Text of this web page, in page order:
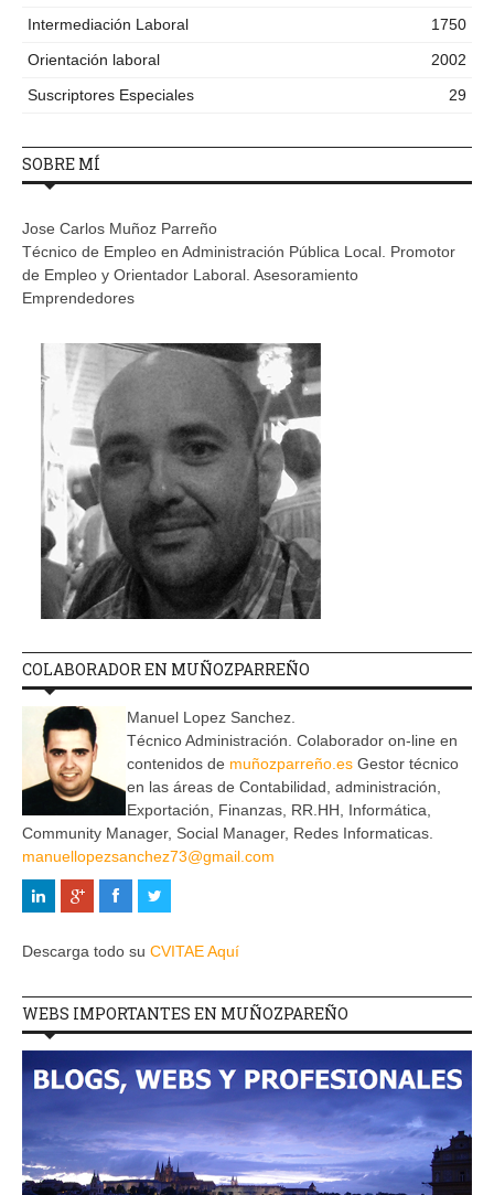
Intermediación Laboral
1750
Orientación laboral
2002
Suscriptores Especiales
29
SOBRE MÍ
Jose Carlos Muñoz Parreño
Técnico de Empleo en Administración Pública Local. Promotor
de Empleo y Orientador Laboral. Asesoramiento
Emprendedores
COLABORADOR EN MUÑOZPARREÑO
Manuel Lopez Sanchez.
Técnico Administración. Colaborador on-line en
contenidos de muñozparreño.es Gestor técnico
en las áreas de Contabilidad, administración,
Exportación, Finanzas, RR.HH, Informática,
Community Manager, Social Manager, Redes Informaticas.
manuellopezsanchez73@gmail.com
Descarga todo su CVITAE Aquí
WEBS IMPORTANTES EN MUÑOZPAREÑO